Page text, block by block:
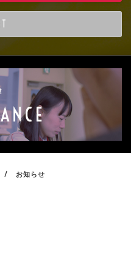
/ お知らせ